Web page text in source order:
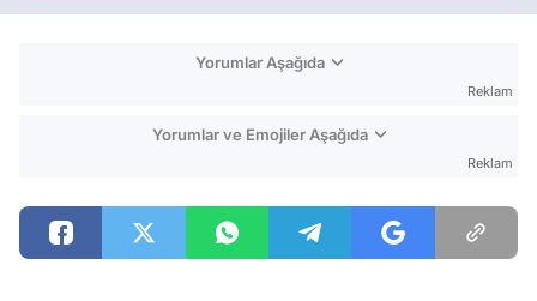
Yorumlar Aşağıda
Reklam
Yorumlar ve Emojiler Aşağıda
Reklam